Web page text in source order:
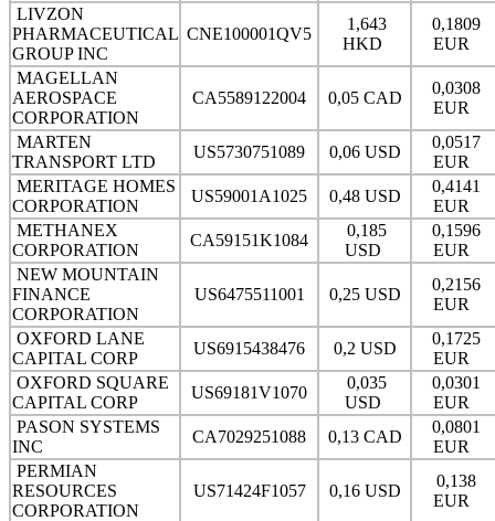
LIVZON
PHARMACEUTICAL
GROUP INC
CNE100001QV5
1,643
HKD
0,1809
EUR
MAGELLAN
AEROSPACE
CORPORATION
CA5589122004 0,05 CAD
0,0308
EUR
MARTEN
TRANSPORT LTD
US5730751089 0,06 USD
0,0517
EUR
MERITAGE HOMES
CORPORATION
US59001A1025 0,48 USD
0,4141
EUR
METHANEX
CORPORATION
CA59151K1084
0,185
USD
0,1596
EUR
NEW MOUNTAIN
FINANCE
CORPORATION
US6475511001 0,25 USD
0,2156
EUR
OXFORD LANE
CAPITAL CORP
US6915438476 0,2 USD
0,1725
EUR
OXFORD SQUARE
CAPITAL CORP
US69181V1070
0,035
USD
0,0301
EUR
PASON SYSTEMS
INC
CA7029251088 0,13 CAD
0,0801
EUR
PERMIAN
RESOURCES
CORPORATION
US71424F1057 0,16 USD
0,138
EUR